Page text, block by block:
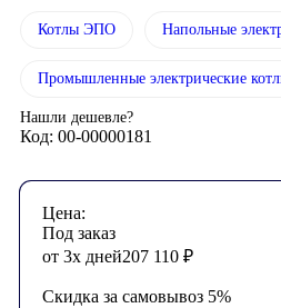
Котлы ЭПО Напольные
Промышленные электрические
Нашли дешевле?
Код: 00-00000181
Цена:
Под заказ
от 3х дней207 110 ₽
Скидка за самовывоз 5%